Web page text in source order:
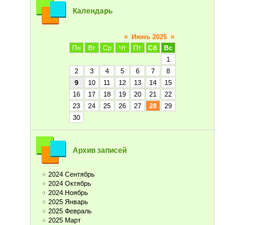
Календарь
« Июнь 2025 »
Пн
Вт Ср Чт Пт Сб
Вс
1
2
3 4 5 6 7
8
9
10 11 12 13 14
15
16
17 18 19 20 21
22
23
24 25 26 27 28
29
30
Архив записей
2024 Сентябрь
2024 Октябрь
2024 Ноябрь
2025 Январь
2025 Февраль
2025 Март